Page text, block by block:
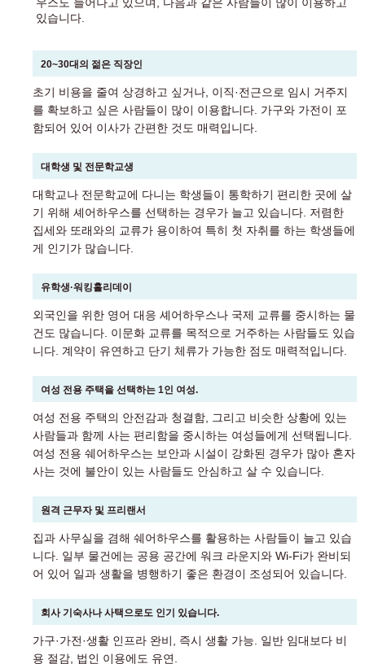
있습니다.
20~30대의 젊은 직장인
초기 비용을 줄여 상경하고 싶거나, 이직·전근으로 임시 거주지
를 확보하고 싶은 사람들이 많이 이용합니다. 가구와 가전이 포
함되어 있어 이사가 간편한 것도 매력입니다.
대학생 및 전문학교생
대학교나 전문학교에 다니는 학생들이 통학하기 편리한 곳에 살
기 위해 셰어하우스를 선택하는 경우가 늘고 있습니다. 저렴한
집세와 또래와의 교류가 용이하여 특히 첫 자취를 하는 학생들에
게 인기가 많습니다.
유학생·워킹홀리데이
외국인을 위한 영어 대응 셰어하우스나 국제 교류를 중시하는 물
건도 많습니다. 이문화 교류를 목적으로 거주하는 사람들도 있습
니다. 계약이 유연하고 단기 체류가 가능한 점도 매력적입니다.
여성 전용 주택을 선택하는 1인 여성.
여성 전용 주택의 안전감과 청결함, 그리고 비슷한 상황에 있는
사람들과 함께 사는 편리함을 중시하는 여성들에게 선택됩니다.
여성 전용 쉐어하우스는 보안과 시설이 강화된 경우가 많아 혼자
사는 것에 불안이 있는 사람들도 안심하고 살 수 있습니다.
원격 근무자 및 프리랜서
집과 사무실을 겸해 쉐어하우스를 활용하는 사람들이 늘고 있습
니다. 일부 물건에는 공용 공간에 워크 라운지와 Wi-Fi가 완비되
어 있어 일과 생활을 병행하기 좋은 환경이 조성되어 있습니다.
회사 기숙사나 사택으로도 인기 있습니다.
가구·가전·생활 인프라 완비, 즉시 생활 가능. 일반 임대보다 비
용 절감, 법인 이용에도 유연.